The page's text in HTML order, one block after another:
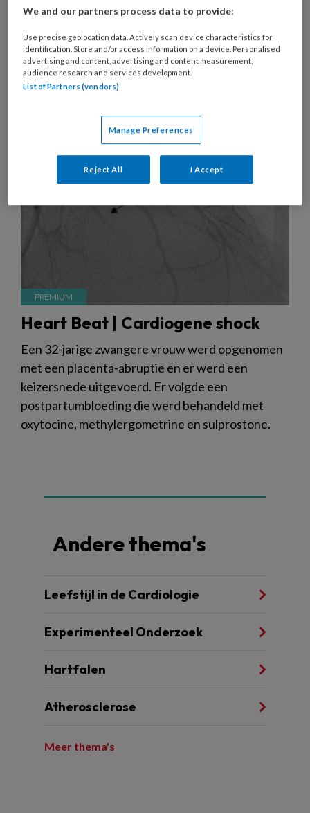
ballonpomp
19 SEPTEMBER 2023
Heart Beat | Cardiogene shock
Een 32-jarige zwangere vrouw werd opgenomen
met een placenta-abruptie en er werd een
keizersnede uitgevoerd. Er volgde een
postpartumbloeding die werd behandeld met
oxytocine, methylergometrine en sulprostone.
Andere thema's
Leefstijl in de Cardiologie
Experimenteel Onderzoek
Hartfalen
Atherosclerose
Meer thema's
We and our partners process data to provide:
Use precise geolocation data. Actively scan device characteristics for
identification. Store and/or access information on a device. Personalised
advertising and content, advertising and content measurement,
audience research and services development.
List of Partners (vendors)
Manage Preferences
Reject All I Accept